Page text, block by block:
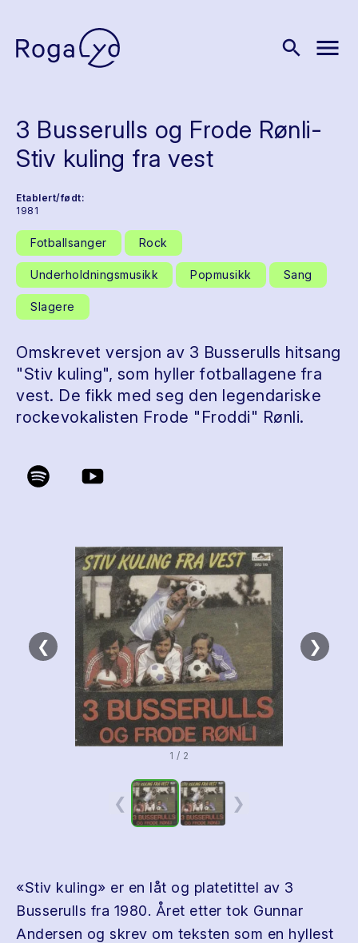
search menu
3 Busserulls og Frode Rønli-
Stiv kuling fra vest
Etablert/født:
1981
Fotballsanger Rock
Underholdningsmusikk Popmusikk Sang
Slagere
Omskrevet versjon av 3 Busserulls hitsang
"Stiv kuling", som hyller fotballagene fra
vest. De fikk med seg den legendariske
rockevokalisten Frode "Froddi" Rønli.
❮ ❯
1 / 2
❮ ❯
«Stiv kuling» er en låt og platetittel av 3
Busserulls fra 1980. Året etter tok Gunnar
Andersen og skrev om teksten som en hyllest